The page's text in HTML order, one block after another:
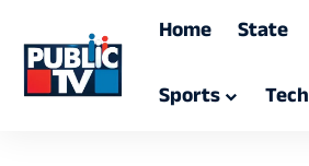
Home State
Sports
Tech